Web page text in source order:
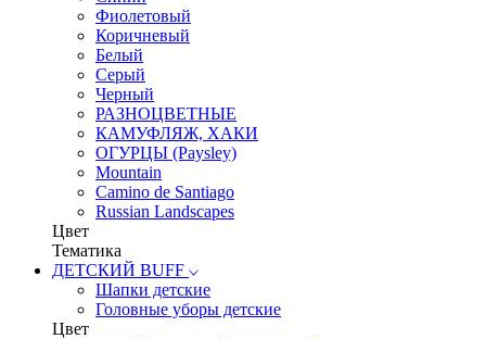
Фиолетовый
Коричневый
Белый
Серый
Черный
РАЗНОЦВЕТНЫЕ
КАМУФЛЯЖ, ХАКИ
ОГУРЦЫ (Paysley)
Mountain
Camino de Santiago
Russian Landscapes
Цвет
Тематика
ДЕТСКИЙ BUFF
Шапки детские
Головные уборы детские
Цвет